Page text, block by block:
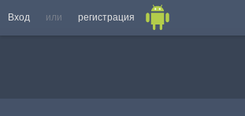
Вход или регистрация